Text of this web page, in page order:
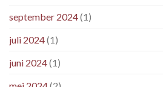
september 2024(1)
juli 2024(1)
juni 2024(1)